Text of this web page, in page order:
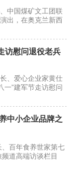
中国煤矿文工团联
出，在奥克兰新西
访慰问退役老兵
、爱心企业家黄仕
一”建军节走访慰问
中小企业品牌之
百年食养世家第七
道高端访谈栏目